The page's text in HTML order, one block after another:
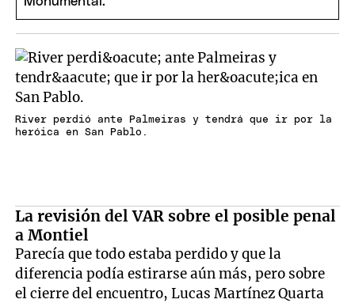
River perdió ante Palmeiras y tendrá que ir por la
heróica en San Pablo.
La revisión del VAR sobre el posible penal
a Montiel
Parecía que todo estaba perdido y que la
diferencia podía estirarse aún más, pero sobre
el cierre del encuentro, Lucas Martínez Quarta